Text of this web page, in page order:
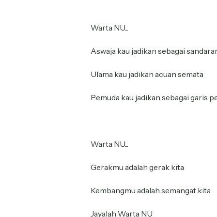
Warta NU...
Aswaja kau jadikan sebagai
Ulama kau jadikan acuan semata
Pemuda kau jadikan sebagai garis
Warta NU...
Gerakmu adalah gerak kita
Kembangmu adalah semangat kita
Jayalah Warta NU